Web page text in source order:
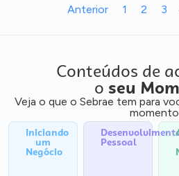
Anterior 1 2 3
Conteúdos de
o seu
Veja o que o Sebrae tem para
Iniciando
um
Negócio
Pessoal